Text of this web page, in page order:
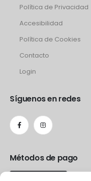
Política de Privacidad
Accesibilidad
Política de Cookies
Contacto
Login
Síguenos en redes
Métodos de pago